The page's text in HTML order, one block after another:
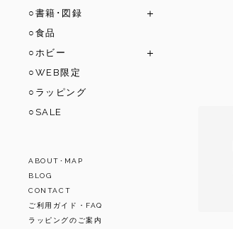
○書籍･図録
○食品
○ホビー
○WEB限定
○ラッピング
○SALE
ABOUT･MAP
BLOG
CONTACT
ご利用ガイド・FAQ
ラッピングのご案内